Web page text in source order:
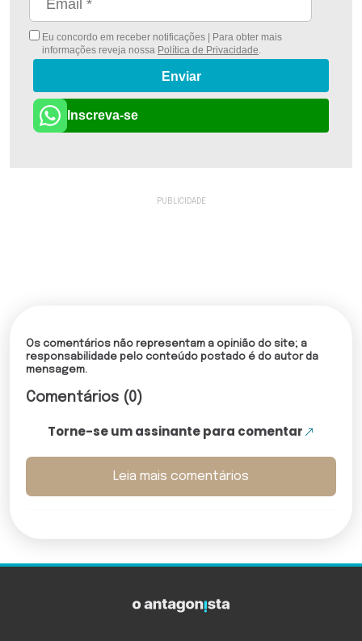
Eu concordo em receber notificações | Para obter mais
informações reveja nossa Política de Privacidade
Enviar
Inscreva-se
Os comentários não representam a opinião do site; a
responsabilidade pelo conteúdo postado é do autor da
mensagem.
Comentários (0)
Torne-se um assinante para comentar
Leia mais comentários